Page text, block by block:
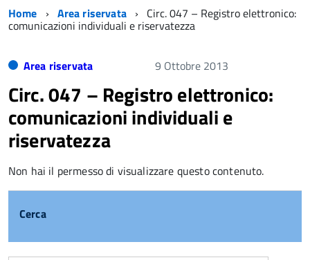
Home Area riservata Circ. 047 – Registro elettronico:
comunicazioni individuali e riservatezza
Area riservata 9 Ottobre 2013
Circ. 047 – Registro elettronico:
comunicazioni individuali e
riservatezza
Non hai il permesso di visualizzare questo contenuto.
Cerca